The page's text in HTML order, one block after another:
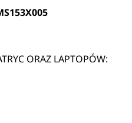
ORAZ LAPTOPÓW: